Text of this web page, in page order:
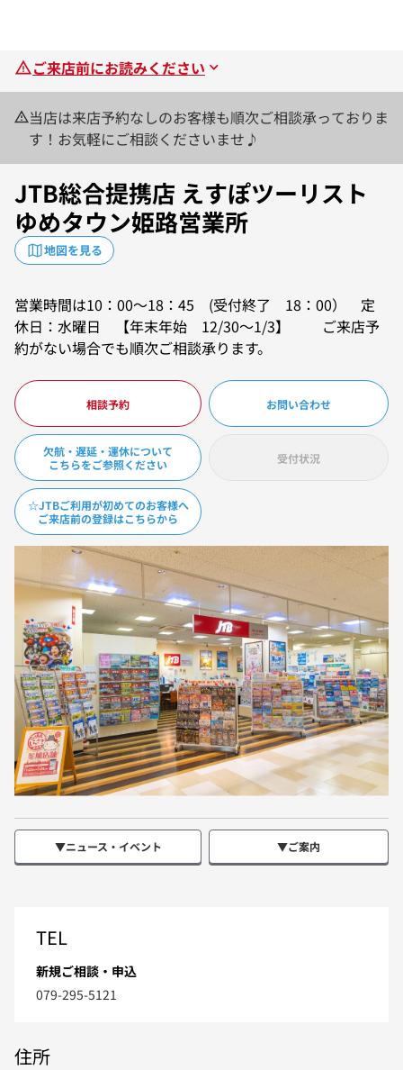
ご来店前にお読みください
当店は来店予約なしのお客様も順次ご相談承っておりま
す！お気軽にご相談くださいませ♪
JTB総合提携店 えすぽツーリスト
ゆめタウン姫路営業所
地図を見る
営業時間は10：00～18：45 (受付終了 18：00） 定
休日：水曜日 【年末年始 12/30～1/3】 ご来店予
約がない場合でも順次ご相談承ります。
相談予約 お問い合わせ
欠航・遅延・運休について
こちらをご参照ください
受付状況
☆JTBご利用が初めてのお客様へ
ご来店前の登録はこちらから
▼ニュース・イベント ▼ご案内
TEL
新規ご相談・申込
079-295-5121
住所